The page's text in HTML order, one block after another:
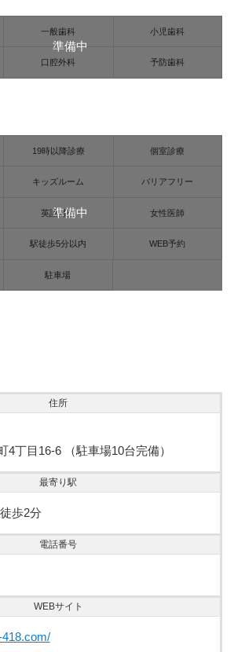
準備中
一般歯科 小児歯科
口腔外科 予防歯科
準備中
19時以降診療 個室診療
キッズルーム バリアフリー
英語対応 女性医師
駅徒歩5分以内 WEB予約
駐車場
住所
4丁目16-6 （駐車場10台完備）
最寄り駅
歩2分
電話番号
WEBサイト